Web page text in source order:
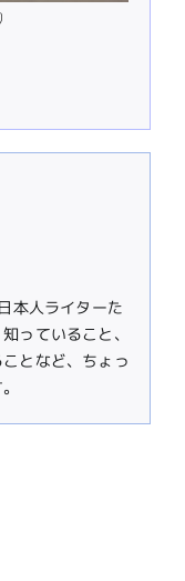
本人ライターた
っていること、
となど、ちょっ